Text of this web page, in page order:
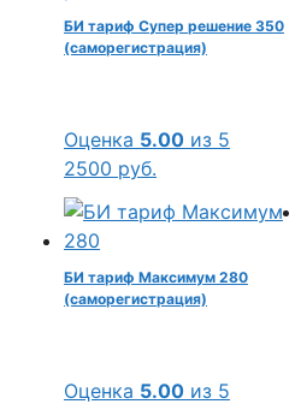
БИ тариф Супер решение 350
(саморегистрация)
Оценка 5.00 из 5
2500 руб.
БИ тариф Максимум 280
(саморегистрация)
Оценка 5.00 из 5